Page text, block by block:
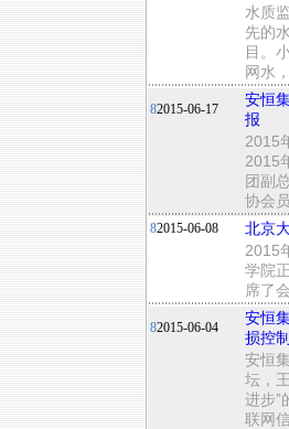
水质
先的
目。
网水
82015-06-17
安恒
报
2015
2015
团副
协会
82015-06-08
北京
2015
学院
席了
82015-06-04
安恒
损控
安恒
坛，
进步”
联网